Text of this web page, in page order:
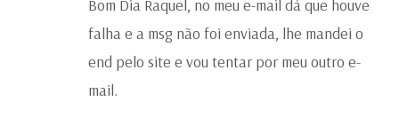
Bom Dia Raquel, no meu e-mail dá que houve
falha e a msg não foi enviada, lhe mandei o
end pelo site e vou tentar por meu outro e-
mail.